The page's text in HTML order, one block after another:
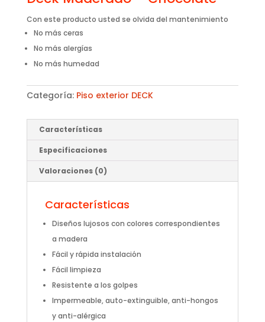
Con este producto usted se olvida del mantenimiento
No más ceras
No más alergías
No más humedad
Categoría: Piso exterior DECK
Características
Especificaciones
Valoraciones (0)
Características
Diseños lujosos con colores correspondientes
a madera
Fácil y rápida instalación
Fácil limpieza
Resistente a los golpes
Impermeable, auto-extinguible, anti-hongos
y anti-alérgica